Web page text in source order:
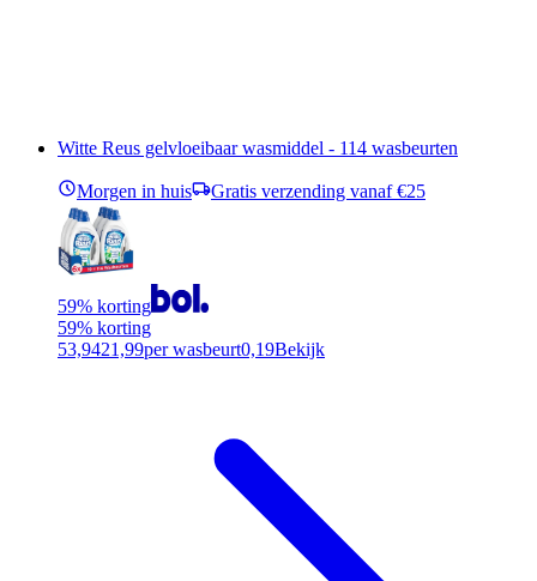
Witte Reus gelvloeibaar wasmiddel - 114 wasbeurten
Morgen in huis Gratis verzending vanaf €25
59% korting
59% korting
53,9421,99per wasbeurt0,19Bekijk